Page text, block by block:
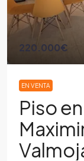
220.000€
EN VENTA
Piso